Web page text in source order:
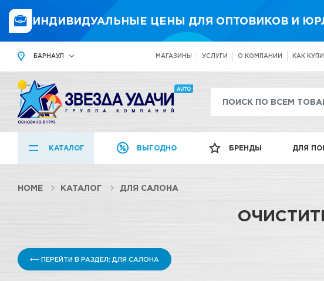
ИНДИВИДУАЛЬНЫЕ ЦЕНЫ ДЛЯ ОПТОВИКОВ И
БАРНАУЛ МАГАЗИНЫ УСЛУГИ О КОМПАНИИ КАК
КАТАЛОГ ВЫГОДНО БРЕНДЫ ДЛЯ
HOME КАТАЛОГ ДЛЯ САЛОНА
⟵ ПЕРЕЙТИ В РАЗДЕЛ: ДЛЯ САЛОНА